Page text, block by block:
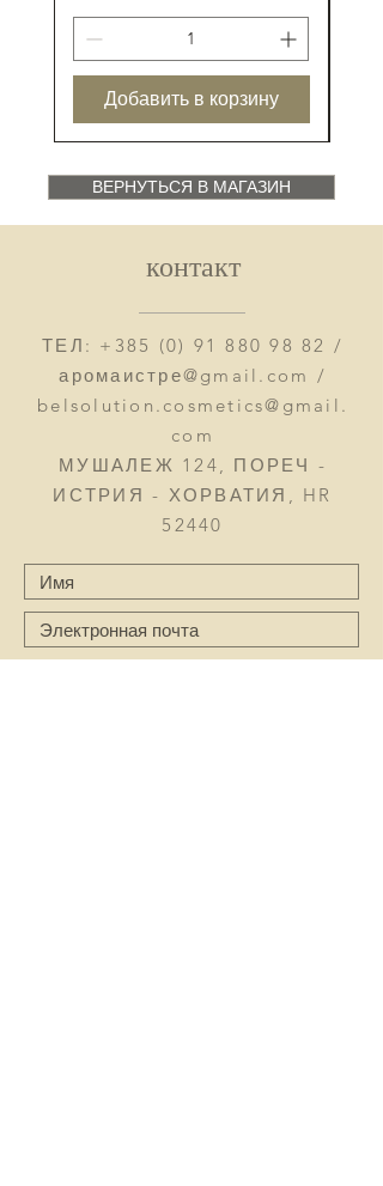
Добавить в корзину
ВЕРНУТЬСЯ В МАГАЗИН
контакт
ТЕЛ: +385 (0) 91 880 98 82 /
аромаистре@gmail.com /
belsolution.cosmetics@gmail.
com
МУШАЛЕЖ 124, ПОРЕЧ -
ИСТРИЯ - ХОРВАТИЯ, HR
52440